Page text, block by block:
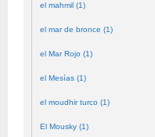
el mahmil (1)
el mar de bronce (1)
el Mar Rojo (1)
el Mesías (1)
el moudhir turco (1)
El Mousky (1)